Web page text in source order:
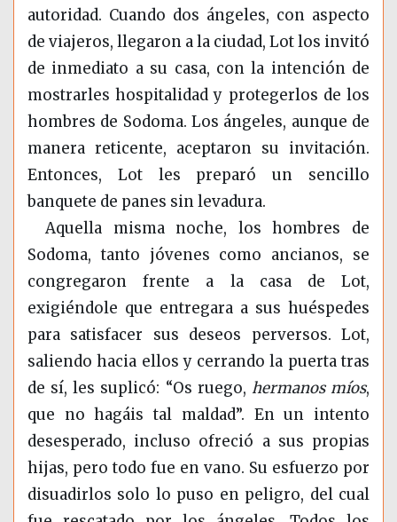
autoridad. Cuando dos ángeles, con aspecto
de viajeros, llegaron a la ciudad, Lot los invitó
de inmediato a su casa, con la intención de
mostrarles hospitalidad y protegerlos de los
hombres de Sodoma. Los ángeles, aunque de
manera reticente, aceptaron su invitación.
Entonces, Lot les preparó un sencillo
banquete de panes sin levadura.
Aquella misma noche, los hombres de
Sodoma, tanto jóvenes como ancianos, se
congregaron frente a la casa de Lot,
exigiéndole que entregara a sus huéspedes
para satisfacer sus deseos perversos. Lot,
saliendo hacia ellos y cerrando la puerta tras
de sí, les suplicó: “Os ruego, hermanos míos,
que no hagáis tal maldad”. En un intento
desesperado, incluso ofreció a sus propias
hijas, pero todo fue en vano. Su esfuerzo por
disuadirlos solo lo puso en peligro, del cual